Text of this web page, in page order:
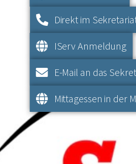
Direkt im
IServ Anmeldung
E-Mail an das
Mittagessen in der